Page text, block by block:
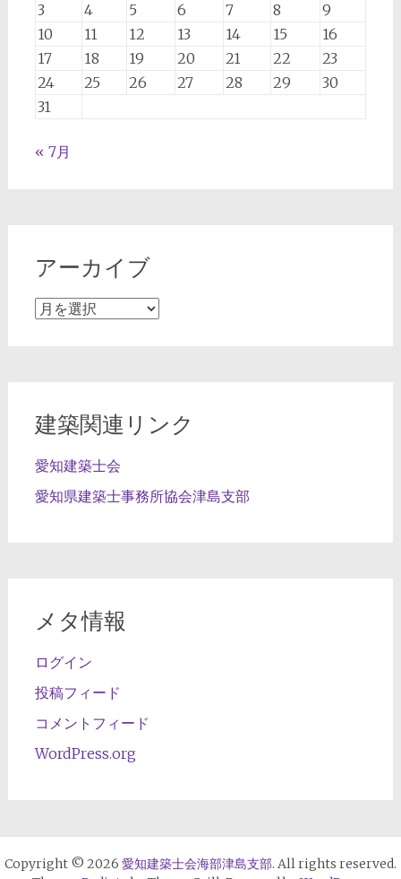
3
4 5 6 7 8
9
10
11 12 13 14 15
16
17
18 19 20 21 22
23
24
25 26 27 28 29
30
31
« 7月
アーカイブ
ア
建築関連リンク
愛知建築士会
愛知県建築士事務所協会津島支部
メタ情報
ログイン
投稿フィード
コメントフィード
WordPress.org
Copyright © 2026 愛知建築士会海部津島支部. All rights reserved.